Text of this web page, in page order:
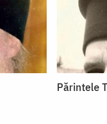
Părintele